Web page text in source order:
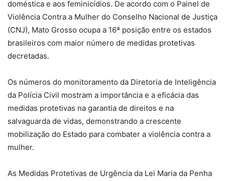
doméstica e aos feminicídios. De acordo com o Painel de
Violência Contra a Mulher do Conselho Nacional de Justiça
(CNJ), Mato Grosso ocupa a 16ª posição entre os estados
brasileiros com maior número de medidas protetivas
decretadas.
Os números do monitoramento da Diretoria de Inteligência
da Polícia Civil mostram a importância e a eficácia das
medidas protetivas na garantia de direitos e na
salvaguarda de vidas, demonstrando a crescente
mobilização do Estado para combater a violência contra a
mulher.
As Medidas Protetivas de Urgência da Lei Maria da Penha